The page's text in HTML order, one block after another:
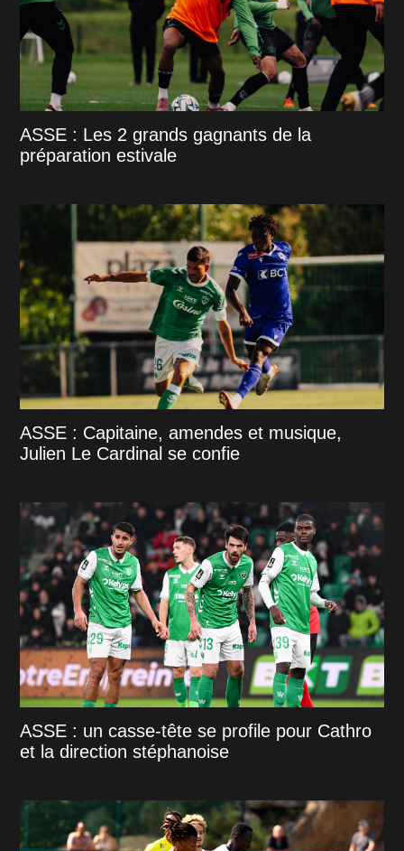
ASSE : Les 2 grands gagnants de la
préparation estivale
ASSE : Capitaine, amendes et musique,
Julien Le Cardinal se confie
ASSE : un casse-tête se profile pour Cathro
et la direction stéphanoise